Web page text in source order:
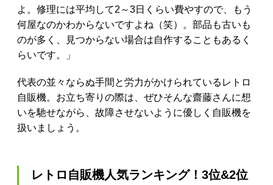
よ。修理には平均して2～3日くらい費やすので、もう
何屋なのかわからないですよね（笑）。部品も古いも
のが多く、見つからない場合は自作することもあるく
らいです。」
代表の並々ならぬ手間と労力がかけられているレトロ
自販機。お立ち寄りの際は、ぜひそんな齋藤さんに想
いを馳せながら、故障させないように優しく自販機を
扱いましょう。
レトロ自販機人気ランキング！3位&2位